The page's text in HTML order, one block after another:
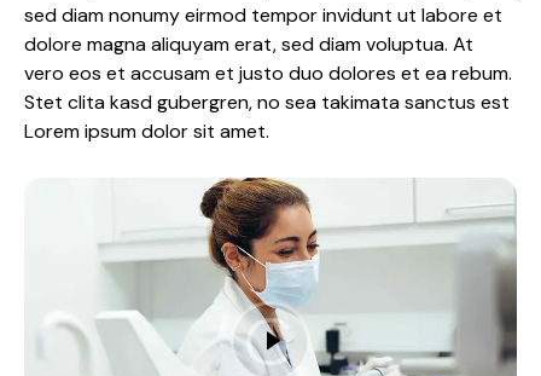
sed diam nonumy eirmod tempor invidunt ut labore et
dolore magna aliquyam erat, sed diam voluptua. At
vero eos et accusam et justo duo dolores et ea rebum.
Stet clita kasd gubergren, no sea takimata sanctus est
Lorem ipsum dolor sit amet.